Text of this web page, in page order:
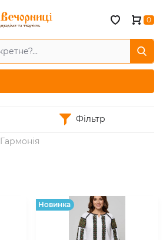
0
Фільтр
Гармонія
Hовинка